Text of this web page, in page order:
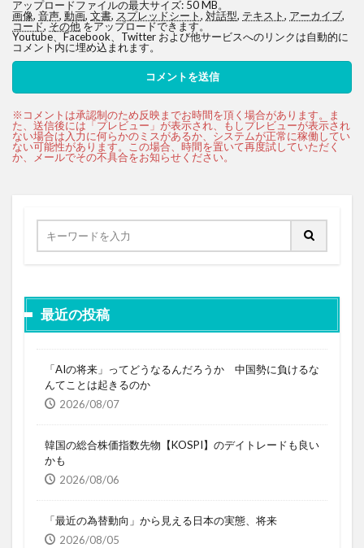
アップロードファイルの最大サイズ: 50 MB。
画像, 音声, 動画, 文書, スプレッドシート, 対話型, テキスト, アーカイブ,
コード,その他をアップロードできます。
Youtube、Facebook、Twitter および他サービスへのリンクは自動的に
コメント内に埋め込まれます。
最近の投稿
「AIの将来」ってどうなるんだろうか 中国勢に負けるな
んてことは起きるのか
2026/08/07
韓国の総合株価指数先物【KOSPI】のデイトレードも良い
かも
2026/08/06
「最近の為替動向」から見える日本の実態、将来
2026/08/05